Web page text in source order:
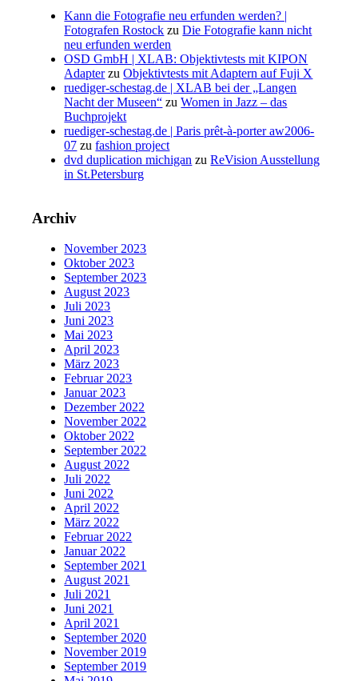
Kann die Fotografie neu erfunden werden? |
Fotografen Rostock zuDie Fotografie kann nicht
neu erfunden werden
OSD GmbH | XLAB: Objektivtests mit KIPON
AdapterzuObjektivtests mit Adaptern auf Fuji X
ruediger-schestag.de | XLAB bei der „Langen
Nacht der Museen“ zuWomen in Jazz – das
Buchprojekt
ruediger-schestag.de | Paris prêt-à-porter aw2006-
07 zufashion project
dvd duplication michigan zuReVision Ausstellung
in St.Petersburg
Archiv
November 2023
Oktober 2023
September 2023
August 2023
Juli 2023
Juni 2023
Mai 2023
April 2023
März 2023
Februar 2023
Januar 2023
Dezember 2022
November 2022
Oktober 2022
September 2022
August 2022
Juli 2022
Juni 2022
April 2022
März 2022
Februar 2022
Januar 2022
September 2021
August 2021
Juli 2021
Juni 2021
April 2021
September 2020
November 2019
September 2019